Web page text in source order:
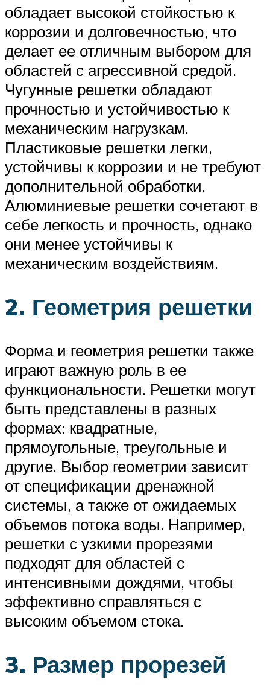
обладает высокой стойкостью к
коррозии и долговечностью, что
делает ее отличным выбором для
областей с агрессивной средой.
Чугунные решетки обладают
прочностью и устойчивостью к
механическим нагрузкам.
Пластиковые решетки легки,
устойчивы к коррозии и не требуют
дополнительной обработки.
Алюминиевые решетки сочетают в
себе легкость и прочность, однако
они менее устойчивы к
механическим воздействиям.
2. Геометрия решетки
Форма и геометрия решетки также
играют важную роль в ее
функциональности. Решетки могут
быть представлены в разных
формах: квадратные,
прямоугольные, треугольные и
другие. Выбор геометрии зависит
от спецификации дренажной
системы, а также от ожидаемых
объемов потока воды. Например,
решетки с узкими прорезями
подходят для областей с
интенсивными дождями, чтобы
эффективно справляться с
высоким объемом стока.
3. Размер прорезей